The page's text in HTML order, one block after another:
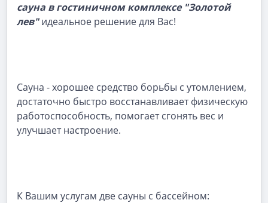
сауна в гостиничном комплексе "Золотой
лев"идеальное решение для Вас!
Сауна - хорошее средство борьбы с утомлением,
достаточно быстро восстанавливает физическую
работоспособность, помогает сгонять вес и
улучшает настроение.
К Вашим услугам две сауны с бассейном: